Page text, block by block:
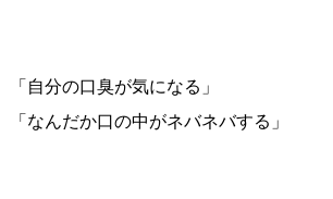
「自分の口臭が気になる」
「なんだか口の中がネバネバする」